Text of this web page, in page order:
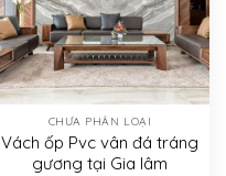
CHƯA PHÂN LOẠI
Vách ốp Pvc vân đá tráng
gương tại Gia lâm